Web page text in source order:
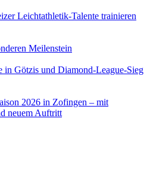
Leichtathletik-Talente trainieren
Meilenstein
in Götzis und Diamond-League-Sieg
2026 in Zofingen – mit
neuem Auftritt